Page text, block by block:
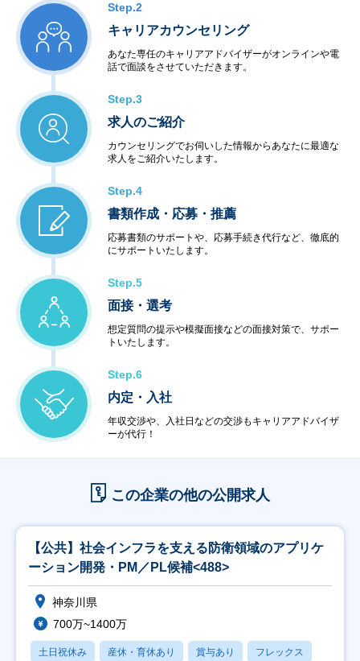
Step.2
キャリアカウンセリング
あなた専任のキャリアアドバイザーがオンラインや電
話で面談をさせていただきます。
Step.3
求人のご紹介
カウンセリングでお伺いした情報からあなたに最適な
求人をご紹介いたします。
Step.4
書類作成・応募・推薦
応募書類のサポートや、応募手続き代行など、徹底的
にサポートいたします。
Step.5
面接・選考
想定質問の提示や模擬面接などの面接対策で、サポー
トいたします。
Step.6
内定・入社
年収交渉や、入社日などの交渉もキャリアアドバイザ
ーが代行！
この企業の他の公開求人
【公共】社会インフラを支える防衛領域のアプリケ
ーション開発・PM／PL候補<488>
神奈川県
700万~1400万
土日祝休み 産休・育休あり 賞与あり フレックス